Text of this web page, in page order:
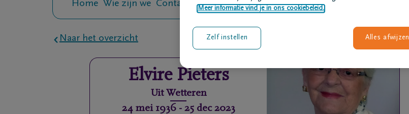
Home Wie zijn we Contact Uitvaart regelen Overlijdensberichten
Naar het overzicht
Elvire Pieters
Uit Wetteren
24 mei 1936- 25 dec 2023
Meer informatie vind je in ons cookiebeleid.
Alles afwijzen
Zelf instellen